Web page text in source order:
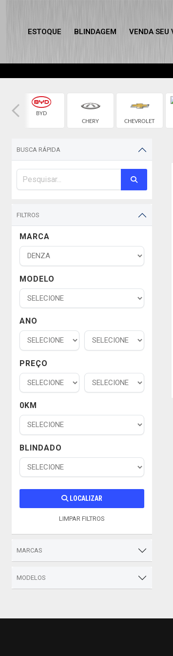
ESTOQUE BLINDAGEM VENDA SEU
BYD
CHERY
CHEVROLET
BUSCA RÁPIDA
FILTROS
MARCA
MODELO
ANO
PREÇO
0KM
BLINDADO
LOCALIZAR
LIMPAR FILTROS
MARCAS
MODELOS